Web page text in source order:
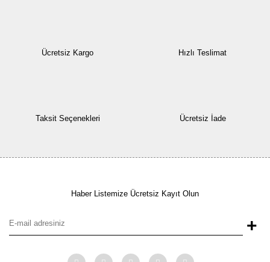
Ücretsiz Kargo Hızlı Teslimat
Taksit Seçenekleri Ücretsiz İade
Haber Listemize Ücretsiz Kayıt Olun
+